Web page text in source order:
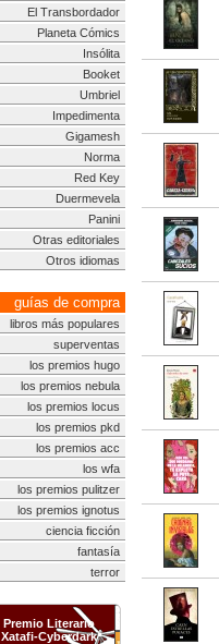
El Transbordador
Planeta Cómics
Insólita
Booket
Umbriel
Impedimenta
Gigamesh
Norma
Red Key
Duermevela
Panini
Otras editoriales
Otros idiomas
guías de compra
libros más populares
superventas
los premios hugo
los premios nebula
los premios locus
los premios pkd
los premios acc
los wfa
los premios pulitzer
los premios ignotus
ciencia ficción
fantasía
terror
Premio Literario
Xatafi-Cyberdark